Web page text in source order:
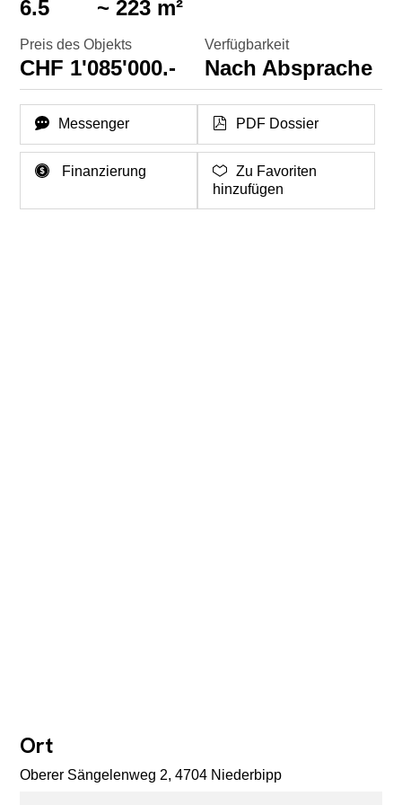
6.5 ~ 223 m²
Preis des Objekts
CHF 1'085'000.-
Verfügbarkeit
Nach Absprache
Messenger PDF Dossier
Finanzierung
Zu Favoriten
hinzufügen
Ort
Oberer Sängelenweg 2, 4704 Niederbipp